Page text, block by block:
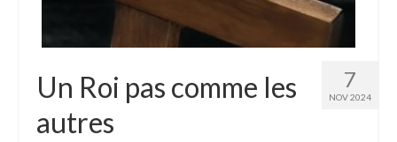
7
NOV 2024
Un Roi pas comme les
autres